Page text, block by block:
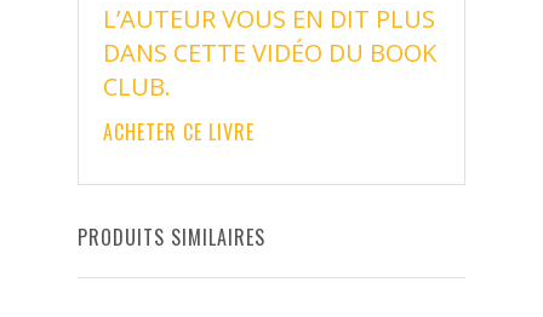
L’AUTEUR VOUS EN DIT PLUS
DANS CETTE VIDÉO DU BOOK
CLUB.
ACHETER CE LIVRE
PRODUITS SIMILAIRES